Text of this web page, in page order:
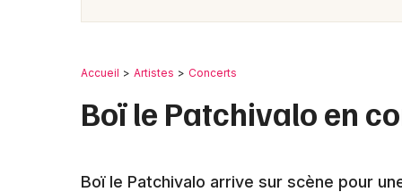
Accueil Artistes Concerts
Boï le Patchivalo en
Boï le Patchivalo arrive sur scène pour